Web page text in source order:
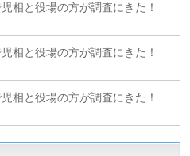
相と役場の方が調査にきた！
相と役場の方が調査にきた！
相と役場の方が調査にきた！